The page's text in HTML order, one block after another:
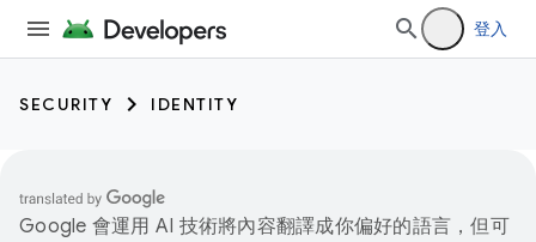
登入
SECURITY IDENTITY
Google 會運用 AI 技術將內容翻譯成你偏好的語言，但可